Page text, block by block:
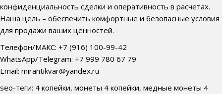
конфиденциальность сделки и оперативность в расчетах.
Наша цель – обеспечить комфортные и безопасные условия
для продажи ваших ценностей.
Телефон/МАКС: +7 (916) 100-99-42
WhatsApp/Telegram: +7 999 780 67 79
Email: mirantikvar@yandex.ru
seo-теги: 4 копейки, монеты 4 копейки, медные монеты 4